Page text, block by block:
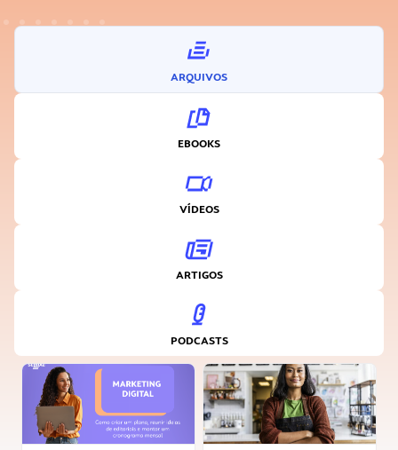
ARQUIVOS
EBOOKS
VÍDEOS
ARTIGOS
PODCASTS